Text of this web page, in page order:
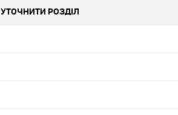
УТОЧНИТИ РОЗДІЛ